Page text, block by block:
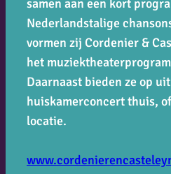
samen aan een kort
Nederlandstalige
vormen zij Cordenier &
het
Daarnaast bieden ze op
huiskamerconcert thuis,
locatie.